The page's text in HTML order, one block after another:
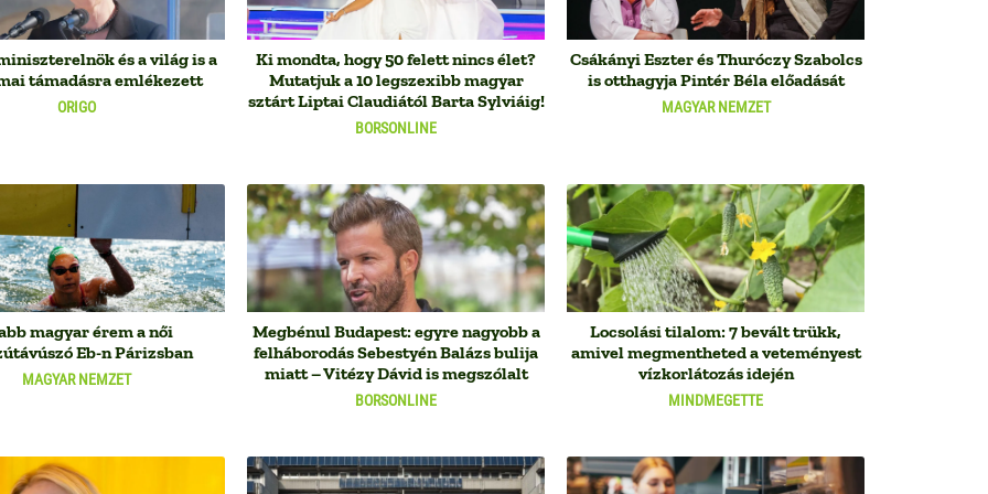
ORIGO
és a világ is a
támadásra emlékezett
BORSONLINE
Ki mondta, hogy 50 felett nincs élet?
Mutatjuk a 10 legszexibb magyar
sztárt Liptai Claudiától Barta Sylviáig!
MAGYAR NEMZET
Csákányi Eszter és Thuróczy Szabolcs
is otthagyja Pintér Béla előadását
MAGYAR NEMZET
magyar érem a női
Eb-n Párizsban
BORSONLINE
Megbénul Budapest: egyre nagyobb a
felháborodás Sebestyén Balázs bulija
miatt – Vitézy Dávid is megszólalt
MINDMEGETTE
Locsolási tilalom: 7 bevált trükk,
amivel megmentheted a veteményest
vízkorlátozás idején